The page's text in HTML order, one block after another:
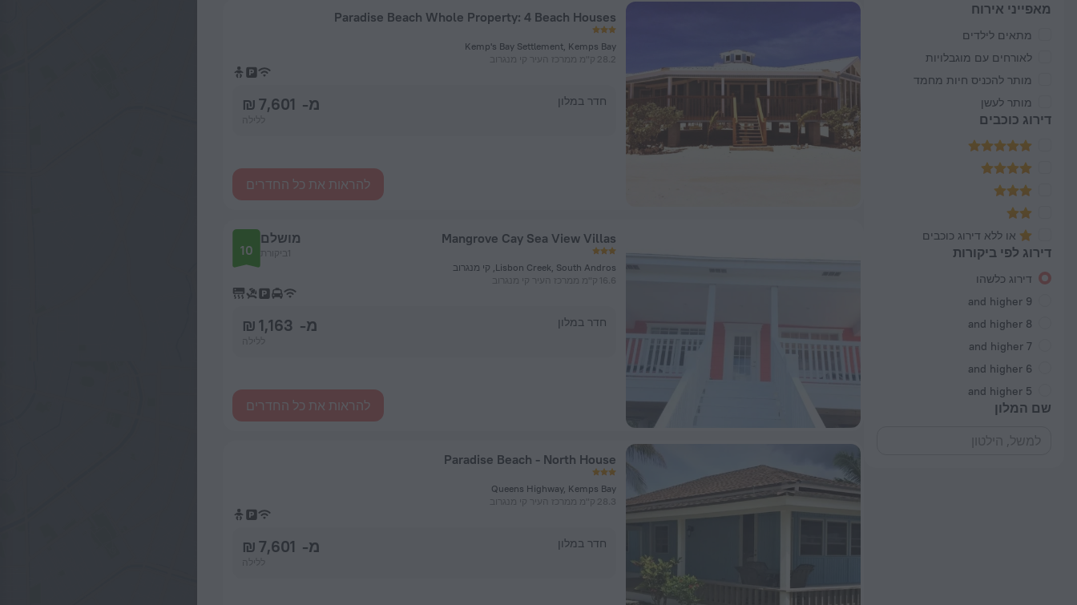
מאפייני אירוח
מתאים לילדים
לאורחים עם מוגבלויות
מותר להכניס חיות מחמד
מותר לעשן
דירוג כוכבים
או ללא דירוג כוכבים
דירוג לפי ביקורות
דירוג כלשהו
9 and higher
8 and higher
7 and higher
6 and higher
5 and higher
שם המלון
Paradise Beach Whole Property: 4 Beach Houses
Kemp's Bay Settlement, Kemps Bay
28.2 ק"מ ממרכז העיר קי מנגרוב
חדר במלון מ- 7,601 ₪
להראות את כל החדרים
Mangrove Cay Sea View Villas
Lisbon Creek, South Andros, קי מנגרוב
16.6 ק"מ ממרכז העיר קי מנגרוב
מושלם
1ביקורת 10
חדר במלון מ- 1,163 ₪
להראות את כל החדרים
Paradise Beach - North House
Queens Highway, Kemps Bay
28.3 ק"מ ממרכז העיר קי מנגרוב
חדר במלון מ- 7,601 ₪